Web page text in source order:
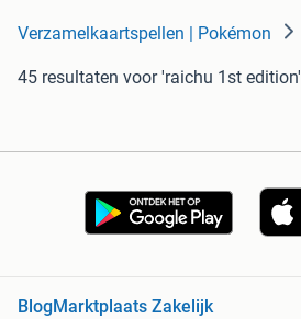
Verzamelkaartspellen | Pokémon
45 resultaten voor 'raichu 1st edition'
Blog Marktplaats Zakelijk